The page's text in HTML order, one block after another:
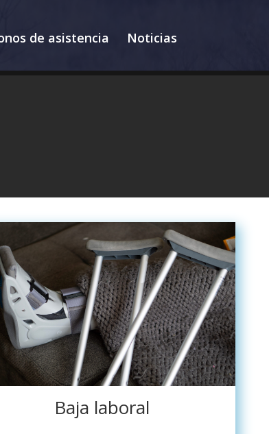
de asistencia Noticias
Baja laboral